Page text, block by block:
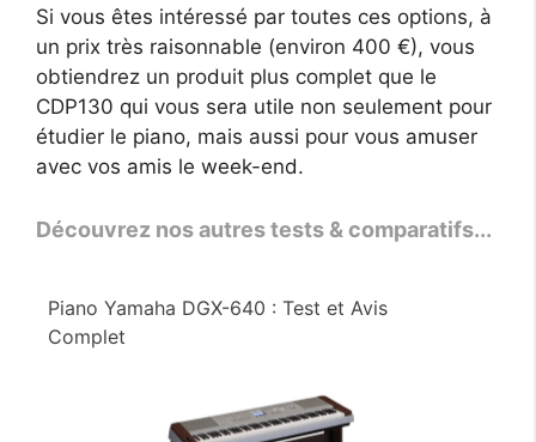
Si vous êtes intéressé par toutes ces options, à
un prix très raisonnable (environ 400 €), vous
obtiendrez un produit plus complet que le
CDP130 qui vous sera utile non seulement pour
étudier le piano, mais aussi pour vous amuser
avec vos amis le week-end.
Découvrez nos autres tests & comparatifs...
Piano Yamaha DGX-640 : Test et Avis
Complet